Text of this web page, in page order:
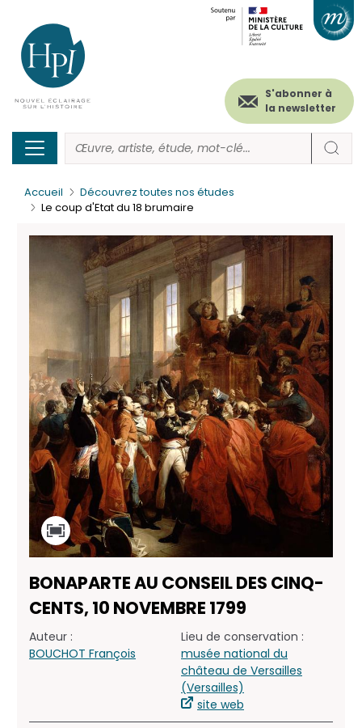
contenu
principal
Menu
secondaire
(header)
S'abonner à
la newsletter
Accueil
Découvrez toutes nos études
Le coup d'Etat du 18 brumaire
BONAPARTE AU CONSEIL DES CINQ-
CENTS, 10 NOVEMBRE 1799
Auteur :
BOUCHOT François
Lieu de conservation :
musée national du
château de Versailles
(Versailles)
site web